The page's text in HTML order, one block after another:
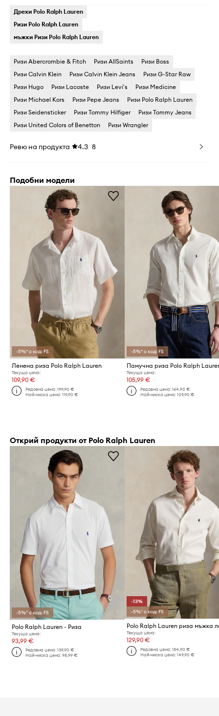
Дрехи Polo Ralph Lauren
Ризи Polo Ralph Lauren
мъжки Ризи Polo Ralph Lauren
Ризи Abercrombie & Fitch Ризи AllSaints
Ризи Boss
Ризи Calvin Klein
Ризи Calvin Klein Jeans
Ризи G-Star Raw
Ризи Hugo
Ризи Lacoste Ризи Levi's
Ризи Medicine
Ризи Michael Kors
Ризи Pepe Jeans
Ризи Polo Ralph Lauren
Ризи Seidensticker
Ризи Tommy Hilfiger
Ризи Tommy Jeans
Ризи United Colors of Benetton
Ризи Wrangler
Ревю на продукта 4.3 8
Подобни модели
-5%* с код: FS
Ленена риза Polo Ralph Lauren
Текуща цена:
109,90 €
Редовна цена:199,90 €
Най-ниска цена:119,90 €
-5%* с код: FS
Памучна риза Polo Ralph
Текуща цена:
105,99 €
Редовна цена: 164,90 €
Най-ниска цена: 109,90 €
Открий продукти от Polo Ralph Lauren
-5%* с код: FS
Polo Ralph Lauren - Риза
Текуща цена:
93,99 €
Редовна цена:139,90 €
Най-ниска цена:98,99 €
-13%
-5%* с код: FS
Текуща цена:
129,90 €
Редовна цена: 184,90 €
Най-ниска цена: 149,90 €